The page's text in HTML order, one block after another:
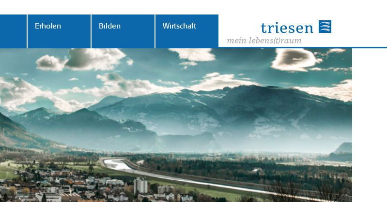
Erholen Bilden Wirtschaft